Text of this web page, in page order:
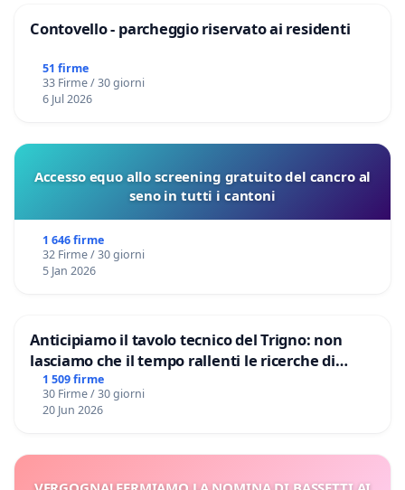
Contovello - parcheggio riservato ai residenti
51 firme
33 Firme / 30 giorni
6 Jul 2026
Accesso equo allo screening gratuito del cancro al
seno in tutti i cantoni
1 646 firme
32 Firme / 30 giorni
5 Jan 2026
Anticipiamo il tavolo tecnico del Trigno: non
lasciamo che il tempo rallenti le ricerche di
Domenico Racanati
1 509 firme
30 Firme / 30 giorni
20 Jun 2026